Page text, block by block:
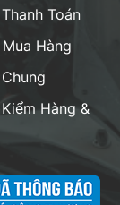
Toán
Hàng
Hàng &